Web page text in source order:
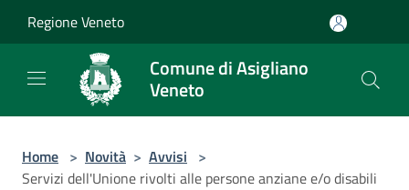
Regione Veneto
Comune di Asigliano
Veneto
Home > Novità > Avvisi >
Servizi dell'Unione rivolti alle persone anziane e/o disabili